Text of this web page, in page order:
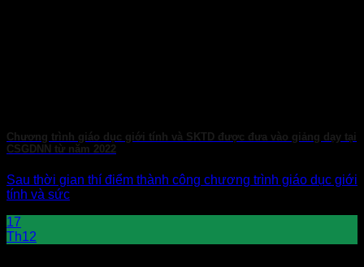
Chương trình giáo dục giới tính và SKTD được đưa vào giảng dạy tại
CSGDNN từ năm 2022
Sau thời gian thí điểm thành công chương trình giáo dục giới
tính và sức
17
Th12